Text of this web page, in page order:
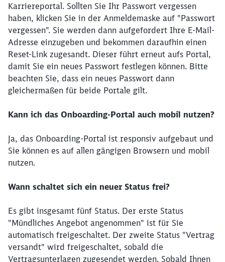
Karriereportal. Sollten Sie Ihr Passwort vergessen
haben, klicken Sie in der Anmeldemaske auf "Passwort
vergessen". Sie werden dann aufgefordert Ihre E-Mail-
Adresse einzugeben und bekommen daraufhin einen
Reset-Link zugesandt. Dieser führt erneut aufs Portal,
damit Sie ein neues Passwort festlegen können. Bitte
beachten Sie, dass ein neues Passwort dann
gleichermaßen für beide Portale gilt.
Kann ich das Onboarding-Portal auch mobil nutzen?
Ja, das Onboarding-Portal ist responsiv aufgebaut und
Sie können es auf allen gängigen Browsern und mobil
nutzen.
Wann schaltet sich ein neuer Status frei?
Es gibt insgesamt fünf Status. Der erste Status
"Mündliches Angebot angenommen" ist für Sie
automatisch freigeschaltet. Der zweite Status "Vertrag
versandt" wird freigeschaltet, sobald die
Vertragsunterlagen zugesendet werden. Sobald Ihnen
Abbrechen Weiter